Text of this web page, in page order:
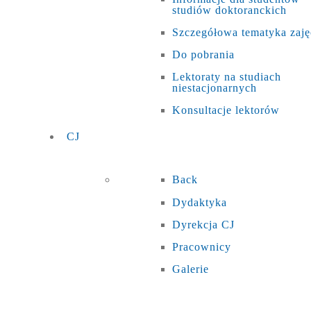
studiów doktoranckich
Szczegółowa tematyka
Do pobrania
Lektoraty na studiach
niestacjonarnych
Konsultacje lektorów
CJ
Back
Dydaktyka
Dyrekcja CJ
Pracownicy
Galerie